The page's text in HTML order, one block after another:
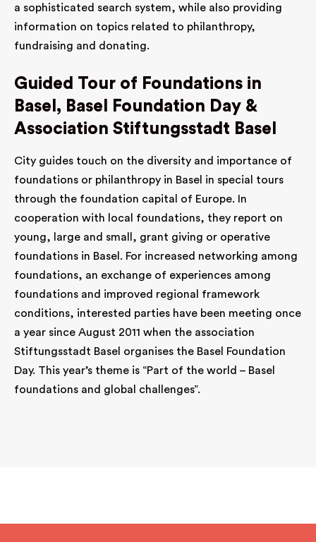
a sophisticated search system, while also providing
information on topics related to philanthropy,
fundraising and donating.
Guided Tour of Foundations in
Basel, Basel Foundation Day &
Association Stiftungsstadt Basel
City guides touch on the diversity and importance of
foundations or philanthropy in Basel in special tours
through the foundation capital of Europe. In
cooperation with local foundations, they report on
young, large and small, grant giving or operative
foundations in Basel. For increased networking among
foundations, an exchange of experiences among
foundations and improved regional framework
conditions, interested parties have been meeting once
a year since August 2011 when the association
Stiftungsstadt Basel organises the Basel Foundation
Day. This year’s theme is “Part of the world – Basel
foundations and global challenges”.